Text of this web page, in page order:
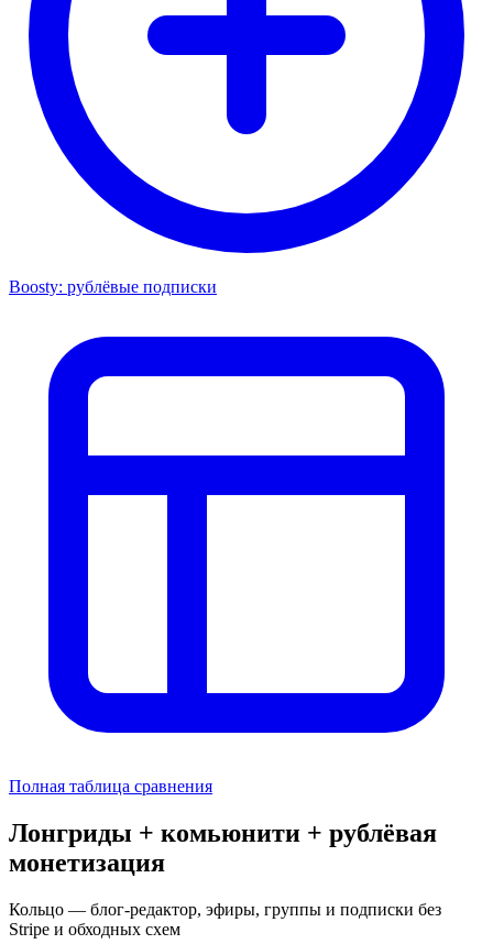
Boosty: рублёвые подписки
Полная таблица сравнения
Лонгриды + комьюнити + рублёвая
монетизация
Кольцо — блог-редактор, эфиры, группы и подписки без
Stripe и обходных схем